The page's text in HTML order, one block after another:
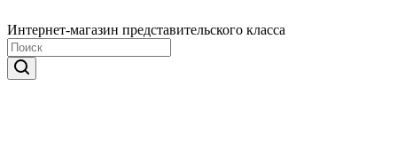
Интернет-магазин представительского класса